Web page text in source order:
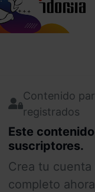
Contenido
registrados
Este
suscriptores.
Crea tu cuenta
completo